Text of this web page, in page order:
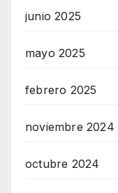
junio 2025
mayo 2025
febrero 2025
noviembre 2024
octubre 2024